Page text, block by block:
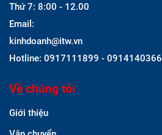
Thứ 7: 8:00 - 12.00
Email:
kinhdoanh@itw.vn
Hotline: 0917111899 - 0914140366
Về chúng tôi
Giới thiệu